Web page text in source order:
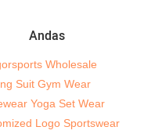
Andas